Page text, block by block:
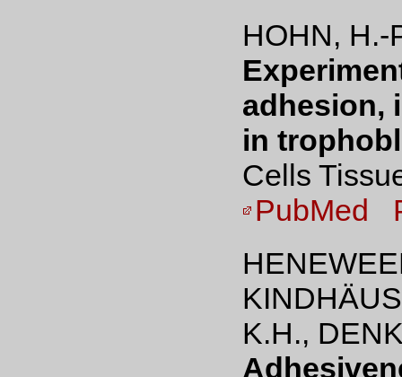
HOHN, H.-
adhesion,
in
Cells
PubMed
K.H.,